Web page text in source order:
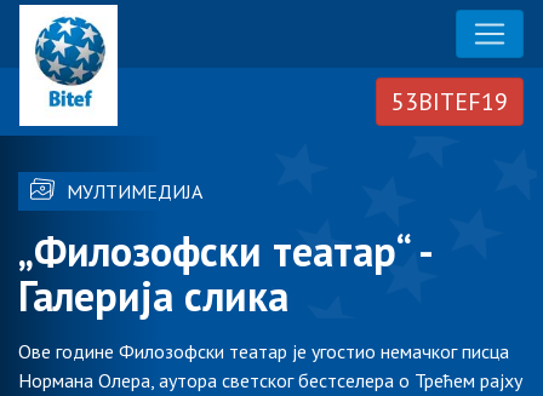
МУЛТИМЕДИЈА
„Филозофски театар“ -
Галерија слика
Ове године Филозофски театар је угостио немачког писца
Нормана Олера, аутора светског бестселера о Трећем рајху